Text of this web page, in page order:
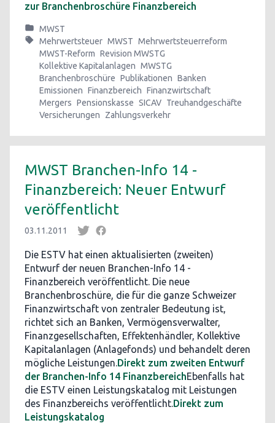
zur Branchenbroschüre Finanzbereich
MWST
Mehrwertsteuer MWST Mehrwertsteuerreform
MWST-Reform Revision MWSTG
Kollektive Kapitalanlagen MWSTG
Branchenbroschüre Publikationen Banken
Emissionen Finanzbereich Finanzwirtschaft
Mergers Pensionskasse SICAV Treuhandgeschäfte
Versicherungen
Zahlungsverkehr
MWST Branchen-Info 14 -
Finanzbereich: Neuer Entwurf
veröffentlicht
03.11.2011
Die ESTV hat einen aktualisierten (zweiten)
Entwurf der neuen Branchen-Info 14 -
Finanzbereich veröffentlicht. Die neue
Branchenbroschüre, die für die ganze Schweizer
Finanzwirtschaft von zentraler Bedeutung ist,
richtet sich an Banken, Vermögensverwalter,
Finanzgesellschaften, Effektenhändler, Kollektive
Kapitalanlagen (Anlagefonds) und behandelt deren
mögliche Leistungen.Direkt zum zweiten Entwurf
der Branchen-Info 14 FinanzbereichEbenfalls hat
die ESTV einen Leistungskatalog mit Leistungen
des Finanzbereichs veröffentlicht.Direkt zum
Leistungskatalog